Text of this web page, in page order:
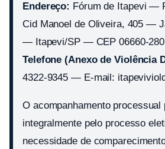
Endereço: Fórum de Itapevi —
Cid Manoel de Oliveira, 405 —
— Itapevi/SP — CEP 06660-280
Telefone (Anexo de Violência
4322-9345 — E-mail:
O acompanhamento processual
integralmente pelo processo
necessidade de